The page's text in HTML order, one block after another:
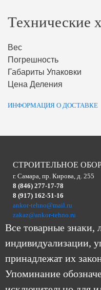
Технические
Вес
Погрешность
Габариты Упаковки
Цена Деления
ИНФОРМАЦИЯ О ДОСТАВКЕ
СТРОИТЕЛЬНОЕ
г. Самара, пр. Кирова, д. 255
8 (846) 277-17-78
8 (917) 162-51-16
ankor-tehno@mail.ru
zakaz@ankor-tehno.ru
Все товарные знаки,
индивидуализации,
принадлежат их
Упоминание